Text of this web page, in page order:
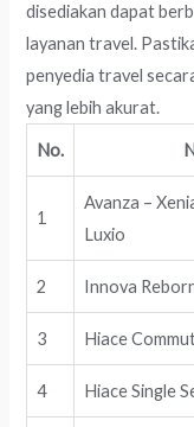
disediakan dapat
layanan travel.
penyedia travel
yang lebih akurat.
No.
1
Avanza –
Luxio
2 Innova
3 Hiace
4 Hiace Single